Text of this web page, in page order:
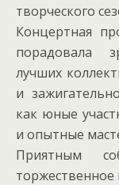
творческого
Концертная
порадовала
лучших
и
как юные
и опытные
Приятным
торжественное